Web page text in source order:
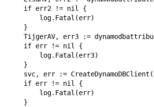
    if err2 != nil {
        log.Fatal(err)
    }
TijgerAV, err3 :=
    if err != nil {
        log.Fatal(err3)
    }
svc, err :=
    if err != nil {
        log.Fatal(err)
    }